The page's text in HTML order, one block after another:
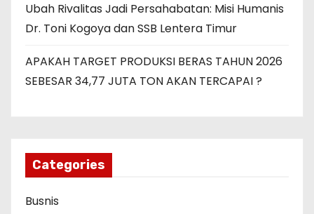
Ubah Rivalitas Jadi Persahabatan: Misi Humanis
Dr. Toni Kogoya dan SSB Lentera Timur
APAKAH TARGET PRODUKSI BERAS TAHUN 2026
SEBESAR 34,77 JUTA TON AKAN TERCAPAI ?
Categories
Busnis